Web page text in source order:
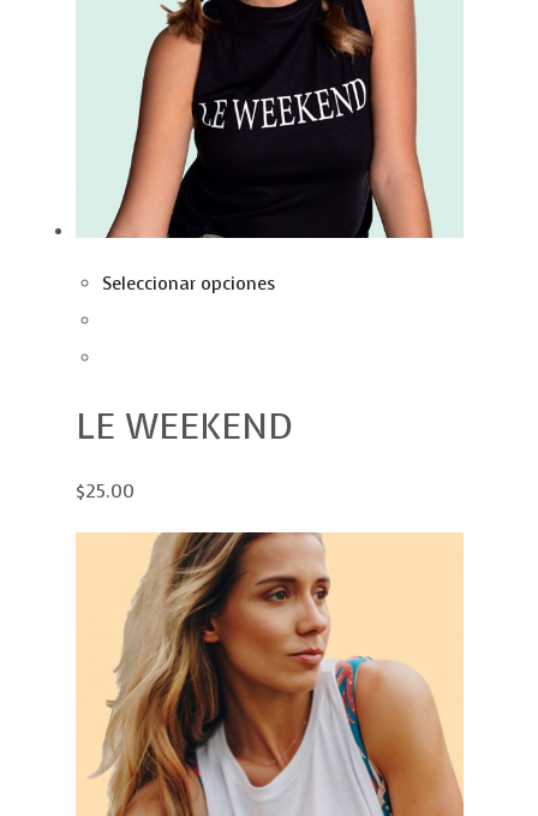
Seleccionar opciones
LE WEEKEND
$25.00